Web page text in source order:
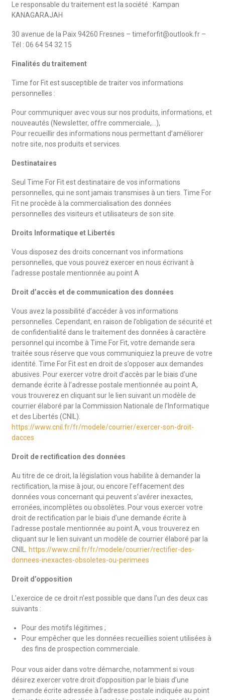
Le responsable du traitement est la société : Kampan
KANAGARAJAH
30 avenue de la Paix 94260 Fresnes – timeforfit@outlook.fr –
Tél : 06 64 54 32 15
Finalités du traitement
Time for Fit est susceptible de traiter vos informations
personnelles :
Pour communiquer avec vous sur nos produits, informations, et
nouveautés (Newsletter, offre commerciale,…),
Pour recueillir des informations nous permettant d’améliorer
notre site, nos produits et services.
Destinataires
Seul Time For Fit est destinataire de vos informations
personnelles, qui ne sont jamais transmises à un tiers. Time For
Fit ne procède à la commercialisation des données
personnelles des visiteurs et utilisateurs de son site.
Droits Informatique et Libertés
Vous disposez des droits concernant vos informations
personnelles, que vous pouvez exercer en nous écrivant à
l’adresse postale mentionnée au point A
Droit d’accès et de communication des données
Vous avez la possibilité d’accéder à vos informations
personnelles. Cependant, en raison de l’obligation de sécurité et
de confidentialité dans le traitement des données à caractère
personnel qui incombe à Time For Fit, votre demande sera
traitée sous réserve que vous communiquiez la preuve de votre
identité. Time For Fit est en droit de s’opposer aux demandes
abusives. Pour exercer votre droit d’accès par le biais d’une
demande écrite à l’adresse postale mentionnée au point A,
vous trouverez en cliquant sur le lien suivant un modèle de
courrier élaboré par la Commission Nationale de l’Informatique
et des Libertés (CNIL).
https://www.cnil.fr/fr/modele/courrier/exercer-son-droit-
dacces
Droit de rectification des données
Au titre de ce droit, la législation vous habilite à demander la
rectification, la mise à jour, ou encore l’effacement des
données vous concernant qui peuvent s’avérer inexactes,
erronées, incomplètes ou obsolètes. Pour vous exercer votre
droit de rectification par le biais d’une demande écrite à
l’adresse postale mentionnée au point A, vous trouverez en
cliquant sur le lien suivant un modèle de courrier élaboré par la
CNIL. https://www.cnil.fr/fr/modele/courrier/rectifier-des-
donnees-inexactes-obsoletes-ou-perimees
Droit d’opposition
L’exercice de ce droit n’est possible que dans l’un des deux cas
suivants :
Pour des motifs légitimes ;
Pour empêcher que les données recueillies soient utilisées à
des fins de prospection commerciale.
Pour vous aider dans votre démarche, notamment si vous
désirez exercer votre droit d’opposition par le biais d’une
demande écrite adressée à l’adresse postale indiquée au point